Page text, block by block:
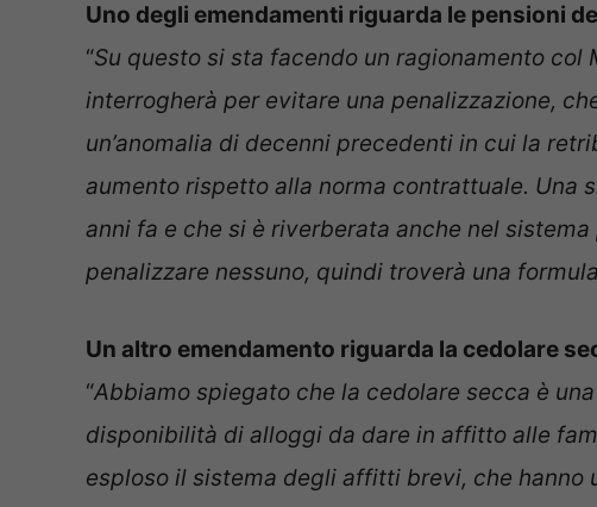
Uno degli emendamenti riguarda le pensioni
“Su questo si sta facendo un ragionamento
interrogherà per evitare una penalizzazione,
un’anomalia di decenni precedenti in cui la
aumento rispetto alla norma contrattuale. Una
anni fa e che si è riverberata anche nel
penalizzare nessuno, quindi troverà una
Un altro emendamento riguarda la cedolare
“Abbiamo spiegato che la cedolare secca è
disponibilità di alloggi da dare in affitto alle
esploso il sistema degli affitti brevi, che hanno